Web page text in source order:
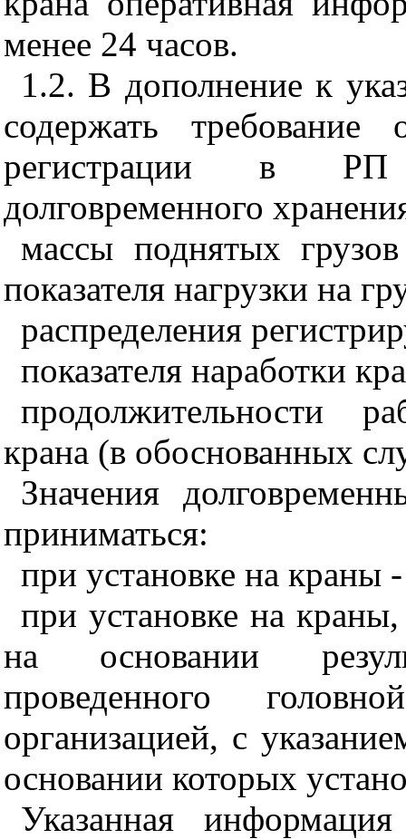
менее 24 часов.
1.2. В дополнение к
содержать требование
регистрации в РП
долговременного
массы поднятых
показателя нагрузки на
распределения
показателя наработки
продолжительности
крана (в обоснованных
Значения
приниматься:
при установке на краны
при установке на
на основании
проведенного
организацией, с
основании которых
Указанная